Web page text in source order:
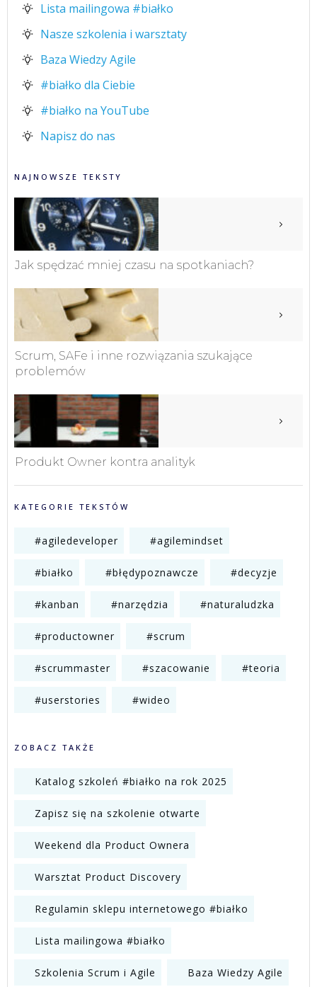
Lista mailingowa #białko
Nasze szkolenia i warsztaty
Baza Wiedzy Agile
#białko dla Ciebie
#białko na YouTube
Napisz do nas
NAJNOWSZE TEKSTY
Jak spędzać mniej czasu na spotkaniach?
Scrum, SAFe i inne rozwiązania szukające
problemów
Produkt Owner kontra analityk
KATEGORIE TEKSTÓW
#agiledeveloper #agilemindset
#białko #błędypoznawcze #decyzje
#kanban #narzędzia #naturaludzka
#productowner #scrum
#scrummaster #szacowanie #teoria
#userstories #wideo
ZOBACZ TAKŻE
Katalog szkoleń #białko na rok 2025
Zapisz się na szkolenie otwarte
Weekend dla Product Ownera
Warsztat Product Discovery
Regulamin sklepu internetowego #białko
Lista mailingowa #białko
Szkolenia Scrum i Agile Baza Wiedzy Agile